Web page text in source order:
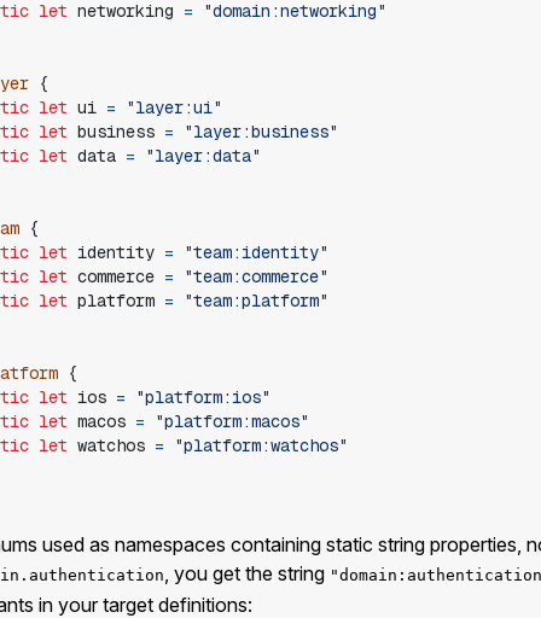
let networking = "domain:networking"
{
let ui = "layer:ui"
let business = "layer:business"
let data = "layer:data"
{
let identity = "team:identity"
let commerce = "team:commerce"
let platform = "team:platform"
{
let ios = "platform:ios"
let macos = "platform:macos"
let watchos = "platform:watchos"
used as namespaces containing static string properties,
, you get the string
in your target definitions: